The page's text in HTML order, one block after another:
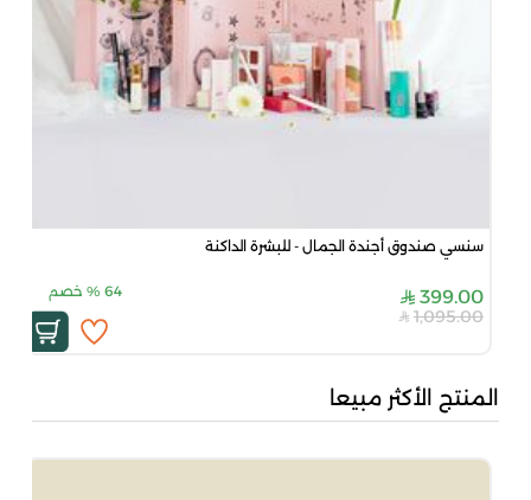
سنسي صندوق أجندة الجمال - للبشرة الداكنة
399.00
64
% خصم
1,095.00
المنتج الأكثر مبيعا